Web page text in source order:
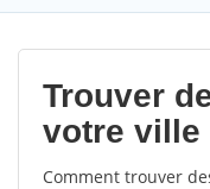
Trouver
votre ville
Comment trouver